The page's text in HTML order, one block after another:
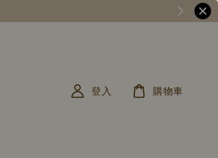
登入 購物車